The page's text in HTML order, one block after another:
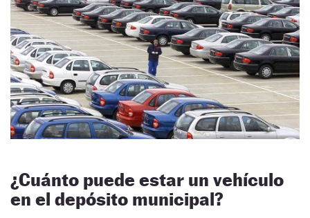
¿Cuánto puede estar un vehículo
en el depósito municipal?